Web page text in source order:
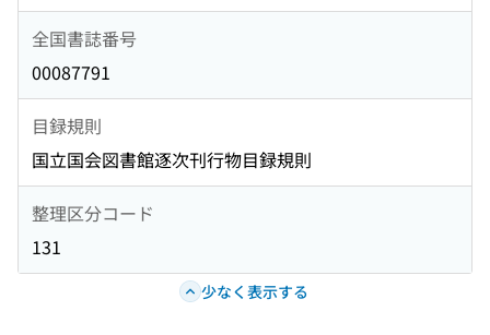
全国書誌番号
00087791
目録規則
国立国会図書館逐次刊行物目録規則
整理区分コード
131
少なく表示する